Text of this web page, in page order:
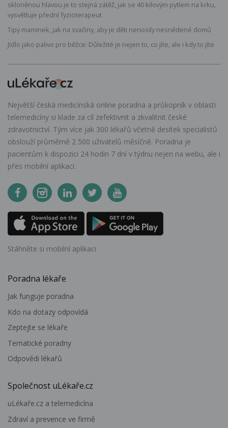
skloněnou hlavou je to stejná zátěž, jak se 40 kilovým pytlem na krku,
vysvětluje přední fyzioterapeut
Tipy maminek, jak na svačiny, aby je děti nenosily nesnědené domů
Jídlo jako palivo pro běžce: Důležité je nejen to, co jíte, ale i kdy to jíte
Největší česká medicínská online poradna a průkopník v oblasti
telemedicíny si klade za cíl zefektivnit a zkvalitnit české
zdravotnictví. Tým více jak 300 lékařů včetně desítek specialistů
obslouží průměrně 2 500 uživatelů měsíčně. Poradna je
pacientům k dispozici 24 hodin 7 dní v týdnu nejen na webu, ale i
přes mobilní aplikaci.
Stáhněte si mobilní aplikaci
Poradna lékaře
Jak funguje poradna
Kdo na dotazy odpovídá
Zeptejte se lékaře
Tematické poradny
Odpovědi lékařů
Společnost uLékaře.cz
uLékaře.cz a telemedicína
Zdraví a prevence ve firmě